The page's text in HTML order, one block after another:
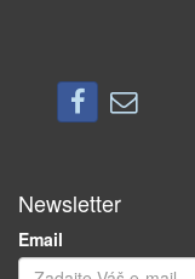
Newsletter
Email